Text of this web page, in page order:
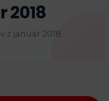
2018
z január 2018.